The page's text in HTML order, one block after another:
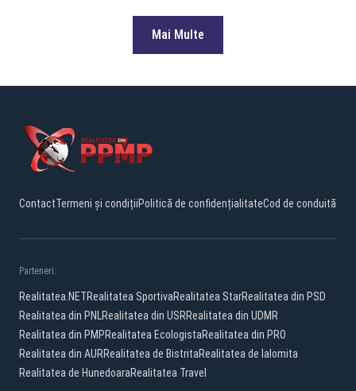
Mai Multe
ContactTermeni și condițiiPolitică de confidențialitateCod de conduită
Parteneri:
Realitatea.NETRealitatea SportivaRealitatea StarRealitatea din PSD
Realitatea din PNLRealitatea din USRRealitatea din UDMR
Realitatea din PMPRealitatea EcologistaRealitatea din PRO
Realitatea din AURRealitatea de BistritaRealitatea de Ialomita
Realitatea de HunedoaraRealitatea Travel